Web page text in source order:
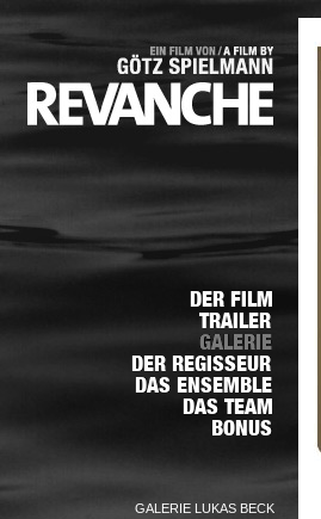
GALERIE LUKAS BECK